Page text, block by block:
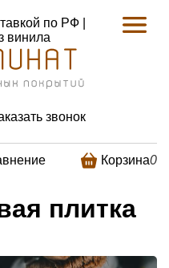
по РФ |
винила
звонок
Корзина0
плитка